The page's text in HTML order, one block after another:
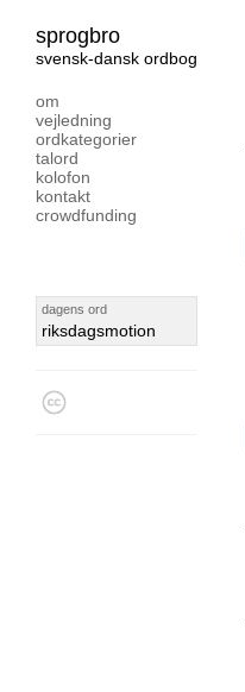
sprogbro
svensk-dansk ordbog
om
vejledning
ordkategorier
talord
kolofon
kontakt
crowdfunding
dagens ord
riksdagsmotion